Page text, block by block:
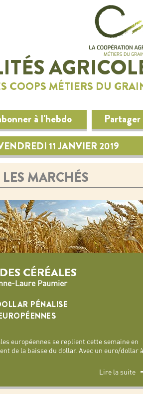
COOPS MÉTIERS DU
à l'hebdo Partager
11 JANVIER 2019
LES MARCHÉS
CÉRÉALES
Laure Paumier
PÉNALISE
européennes se replient cette semaine en
de la baisse du dollar. Avec un euro/dollar à
Lire la suite